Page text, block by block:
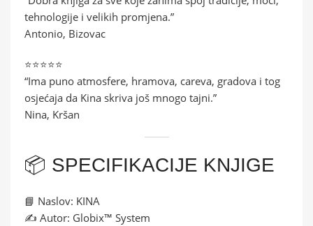
tehnologije i velikih promjena.”
Antonio, Bizovac
⭐⭐⭐⭐⭐
“Ima puno atmosfere, hramova, careva, gradova i tog
osjećaja da Kina skriva još mnogo tajni.”
Nina, Kršan
📦 SPECIFIKACIJE KNJIGE
📘 Naslov: KINA
✍️ Autor: Globix™ System